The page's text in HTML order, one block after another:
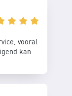
vooral
kan